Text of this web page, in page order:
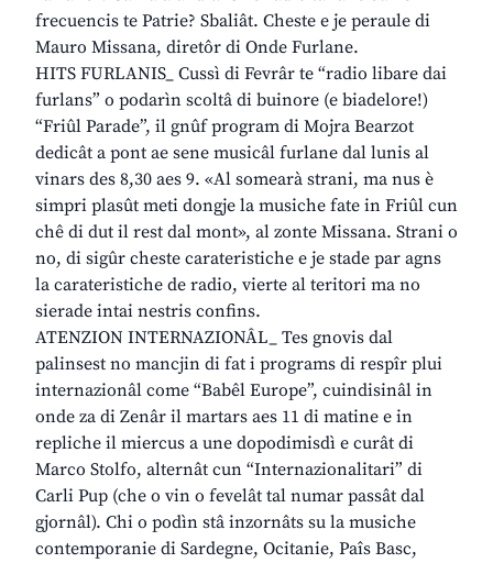
frecuencis te Patrie? Sbaliât. Cheste e je peraule di
Mauro Missana, diretôr di Onde Furlane.
HITS FURLANIS_ Cussì di Fevrâr te “radio libare dai
furlans” o podarìn scoltâ di buinore (e biadelore!)
“Friûl Parade”, il gnûf program di Mojra Bearzot
dedicât a pont ae sene musicâl furlane dal lunis al
vinars des 8,30 aes 9. «Al somearà strani, ma nus è
simpri plasût meti dongje la musiche fate in Friûl cun
chê di dut il rest dal mont», al zonte Missana. Strani o
no, di sigûr cheste carateristiche e je stade par agns
la carateristiche de radio, vierte al teritori ma no
sierade intai nestris confins.
ATENZION INTERNAZIONÂL_ Tes gnovis dal
palinsest no mancjin di fat i programs di respîr plui
internazionâl come “Babêl Europe”, cuindisinâl in
onde za di Zenâr il martars aes 11 di matine e in
repliche il miercus a une dopodimisdì e curât di
Marco Stolfo, alternât cun “Internazionalitari” di
Carli Pup (che o vin o fevelât tal numar passât dal
gjornâl). Chi o podìn stâ inzornâts su la musiche
contemporanie di Sardegne, Ocitanie, Paîs Basc,